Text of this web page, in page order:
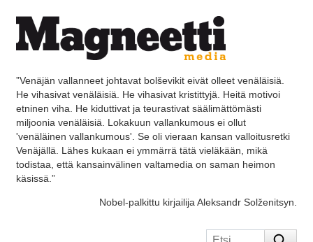
”Venäjän vallanneet johtavat bolševikit eivät olleet venäläisiä.
He vihasivat venäläisiä. He vihasivat kristittyjä. Heitä motivoi
etninen viha. He kiduttivat ja teurastivat säälimättömästi
miljoonia venäläisiä. Lokakuun vallankumous ei ollut
'venäläinen vallankumous'. Se oli vieraan kansan valloitusretki
Venäjällä. Lähes kukaan ei ymmärrä tätä vieläkään, mikä
todistaa, että kansainvälinen valtamedia on saman heimon
käsissä.”
Nobel-palkittu kirjailija Aleksandr Solženitsyn.